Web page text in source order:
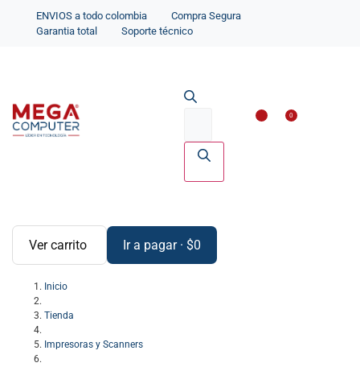
ENVIOS a todo colombia
Compra Segura
Garantia total
Soporte técnico
0
Ver carrito Ir a pagar · $0
Inicio
Tienda
Impresoras y Scanners